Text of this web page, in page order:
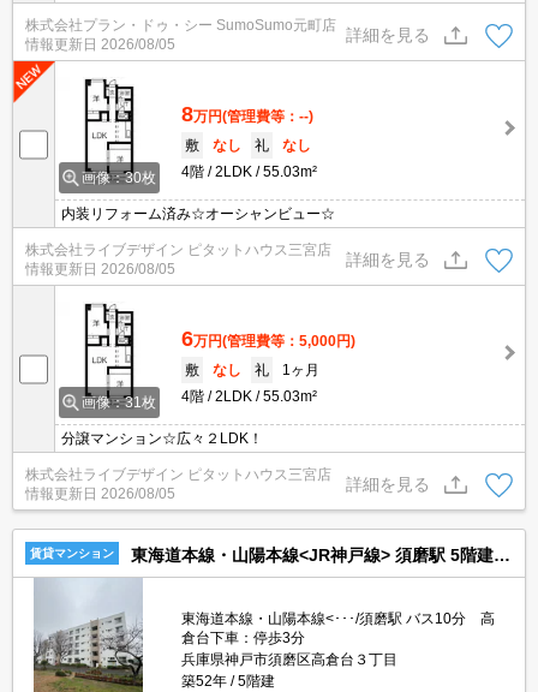
立洗面台が付いています。収納はシューズボックス・クロゼットな
ど豊富なので、広々と空間を利用することも可能です。幅広い層に
好評な、駅から徒歩10分に立地する物件です。こちらの物件は閑静
な住宅地にあります。IH調理器でお料理をすることができます。
株式会社プラン・ドゥ・シー SumoSumo元町店
情報更新日 2026/08/05
詳細を見る
画像：30枚
8万円(管理費等：--)
敷
なし 礼
なし
4階
2LDK 55.03m²
内装リフォーム済み☆オーシャンビュー☆
株式会社ライブデザイン ピタットハウス三宮店
情報更新日 2026/08/05
詳細を見る
画像：31枚
6万円(管理費等：5,000円)
敷
なし 礼
1ヶ月
4階
2LDK 55.03m²
分譲マンション☆広々２LDK！
株式会社ライブデザイン ピタットハウス三宮店
情報更新日 2026/08/05
詳細を見る
賃貸マンション 東海道本線・山陽本線<JR神戸線> 須磨駅 5階建 築52年
東海道本線・山陽本線<･･･/須磨駅 バス10分 高
倉台下車：停歩3分
兵庫県神戸市須磨区高倉台３丁目
築52年
5階建